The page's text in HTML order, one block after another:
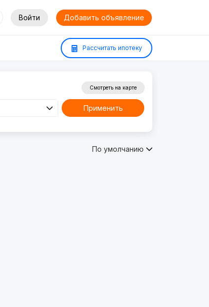
Войти Добавить объявление
Рассчитать ипотеку
Смотреть на карте
Применить
По умолчанию